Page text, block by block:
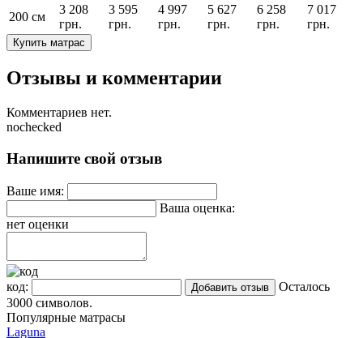
200 см
3 208
грн.
3 595
грн.
4 997
грн.
5 627
грн.
6 258
грн.
7 017
грн.
Купить матрас
Отзывы и комментарии
Комментариев нет.
nochecked
Напишите свой отзыв
Ваше имя:
Ваша оценка:
нет оценки
код:
Осталось
3000 символов.
Популярные матрасы
Laguna